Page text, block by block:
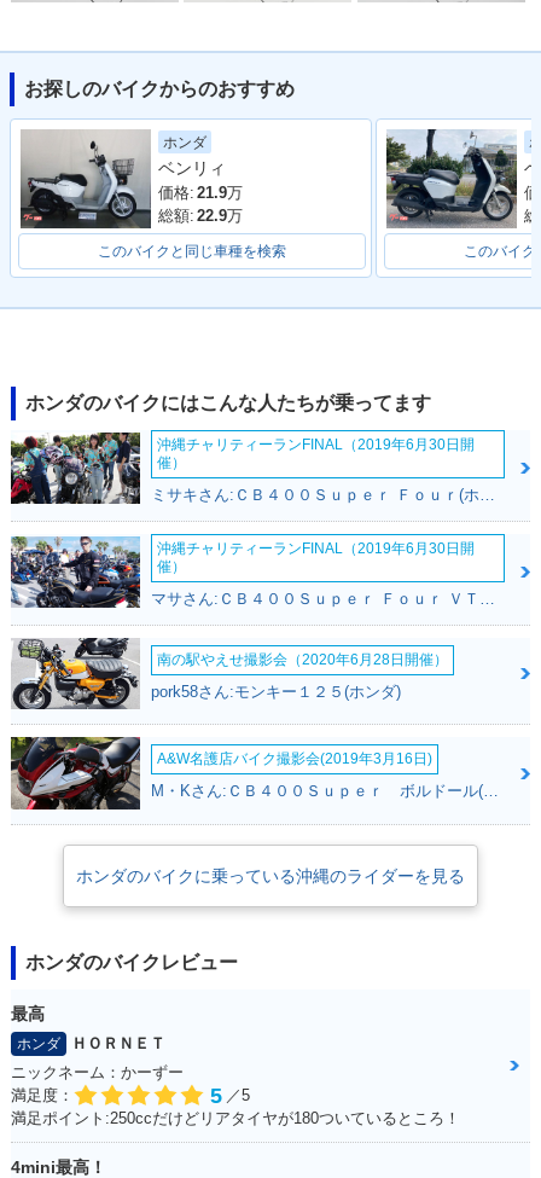
2015年 BENLY 11
0・マイナーチェン
ジ
2012年 BENLY 11
0・カラーチェンジ
2012年 BENLY 110
PRO・新登場
お探しのバイクからのおすすめ
ホンダ
ベンリィ
価格: 21.9万
総額: 22.9万
このバイクと同じ車種を検索 このバイク
ホンダのバイクにはこんな人たちが乗ってます
沖縄チャリティーランFINAL（2019年6月30日開
催）
ミサキさん:ＣＢ４００Ｓｕｐｅｒ Ｆｏｕｒ(ホンダ)
沖縄チャリティーランFINAL（2019年6月30日開
催）
マサさん:ＣＢ４００Ｓｕｐｅｒ Ｆｏｕｒ ＶＴＥＣ ＳＰＥＣ２(ホンダ)
南の駅やえせ撮影会（2020年6月28日開催）
pork58さん:モンキー１２５(ホンダ)
A&W名護店バイク撮影会(2019年3月16日)
M・Kさん:ＣＢ４００Ｓｕｐｅｒ ボルドール(ホンダ)
ホンダのバイクに乗っている沖縄のライダーを見る
ホンダのバイクレビュー
最高
ホンダ
ＨＯＲＮＥＴ
ニックネーム：かーずー
満足度：
5 ／5
満足ポイント:250ccだけどリアタイヤが180ついているところ！
4mini最高！